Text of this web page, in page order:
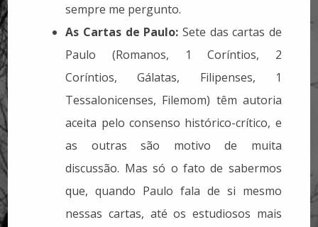
sempre me pergunto.
As Cartas de Paulo: Sete das cartas de
Paulo (Romanos, 1 Coríntios, 2
Coríntios, Gálatas, Filipenses, 1
Tessalonicenses, Filemom) têm autoria
aceita pelo consenso histórico-crítico, e
as outras são motivo de muita
discussão. Mas só o fato de sabermos
que, quando Paulo fala de si mesmo
nessas cartas, até os estudiosos mais